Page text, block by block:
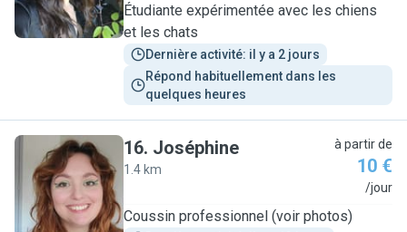
Étudiante expérimentée avec les chiens
et les chats
Dernière activité: il y a 2 jours
Répond habituellement dans les
quelques heures
J
16. Joséphine
1.4 km
à partir de
10 €
/jour
Coussin professionnel (voir photos)